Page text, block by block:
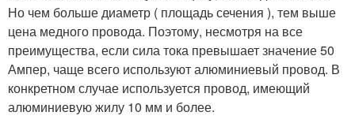
Но чем больше диаметр ( площадь сечения ), тем выше
цена медного провода. Поэтому, несмотря на все
преимущества, если сила тока превышает значение 50
Ампер, чаще всего используют алюминиевый провод. В
конкретном случае используется провод, имеющий
алюминиевую жилу 10 мм и более.